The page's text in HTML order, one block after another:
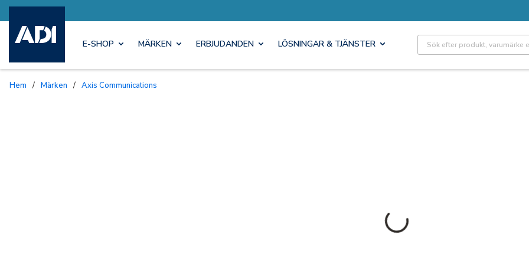
E-SHOP MÄRKEN ERBJUDANDEN LÖSNINGAR & TJÄNSTER Site Search
Hem / Märken / Axis Communications